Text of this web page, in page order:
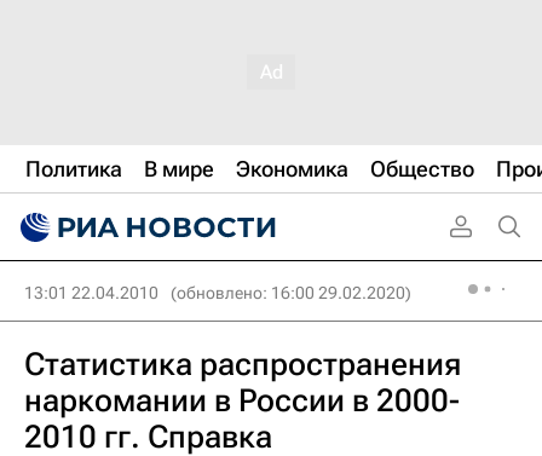
Политика В мире Экономика Общество
13:01 22.04.2010 (обновлено: 16:00 29.02.2020)
Статистика распространения
наркомании в России в 2000-
2010 гг. Справка